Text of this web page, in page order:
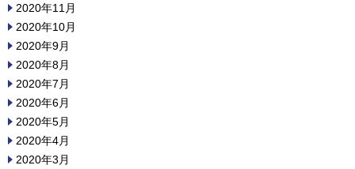
2020年11月
2020年10月
2020年9月
2020年8月
2020年7月
2020年6月
2020年5月
2020年4月
2020年3月